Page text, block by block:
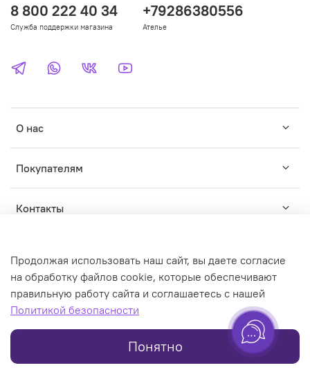
О нас
Покупателям
Контакты
8 800 222 40 34
Служба поддержки магазина
+79286380556
Ателье
© WILDWINS - зарегистрированный торговый знак. Любое
использование контента без письменного разрешения
запрещено
Online store created on inSales
Продолжая использовать наш сайт, вы даете согласие
на обработку файлов cookie, которые обеспечивают
правильную работу сайта и соглашаетесь с нашей
Политикой безопасности
Понятно